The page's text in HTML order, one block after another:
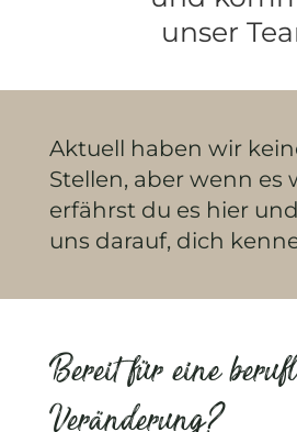
unser
Aktuell haben wir
Stellen, aber wenn es
erfährst du es hier
uns darauf, dich
Bereit für eine